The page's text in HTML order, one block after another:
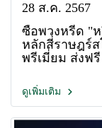
28 ส.ค. 2567
ซื้อพวงหรีด "
หลักสี่ราษฎร์
พรีเมี่ยม ส่งฟ
ดูเพิ่มเติม